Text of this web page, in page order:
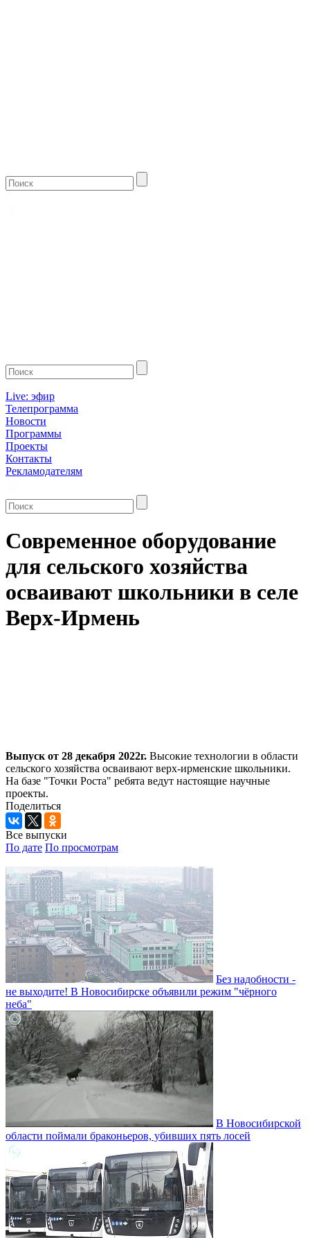
Live: эфир
Телепрограмма
Новости
Программы
Проекты
Контакты
Рекламодателям
Современное оборудование
для сельского хозяйства
осваивают школьники в селе
Верх-Ирмень
Выпуск от 28 декабря 2022г. Высокие технологии в области
сельского хозяйства осваивают верх-ирменские школьники.
На базе "Точки Роста" ребята ведут настоящие научные
проекты.
Поделиться
Все выпуски
По дате По просмотрам
Без надобности -
не выходите! В Новосибирске объявили режим "чёрного
неба"
В Новосибирской
области поймали браконьеров, убивших пять лосей